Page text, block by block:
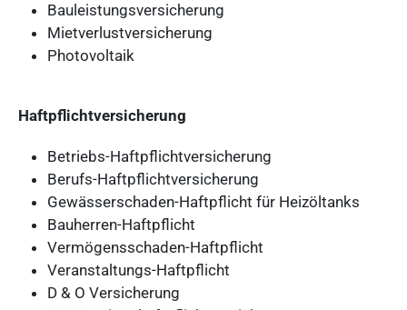
Bauleistungsversicherung
Mietverlustversicherung
Photovoltaik
Haftpflichtversicherung
Betriebs-Haftpflichtversicherung
Berufs-Haftpflichtversicherung
Gewässerschaden-Haftpflicht für Heizöltanks
Bauherren-Haftpflicht
Vermögensschaden-Haftpflicht
Veranstaltungs-Haftpflicht
D & O Versicherung